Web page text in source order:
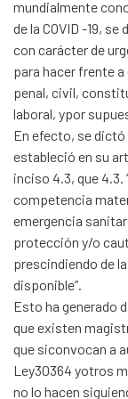
mundialmente
de la COVID -19,
con carácter de
para hacer frente
penal, civil,
laboral, ypor
En efecto, se
estableció en su
inciso 4.3, que 4.3.
competencia
emergencia
protección y/o
prescindiendo de
disponible”.
Esto ha generado
que existen
que siconvocan a
Ley30364 yotros
no lo hacen